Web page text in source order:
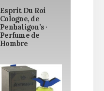
Esprit Du Roi
Cologne, de
Penhaligon’s ·
Perfume de
Hombre